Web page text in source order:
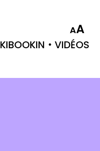
AA
KIBOOKIN VIDÉOS